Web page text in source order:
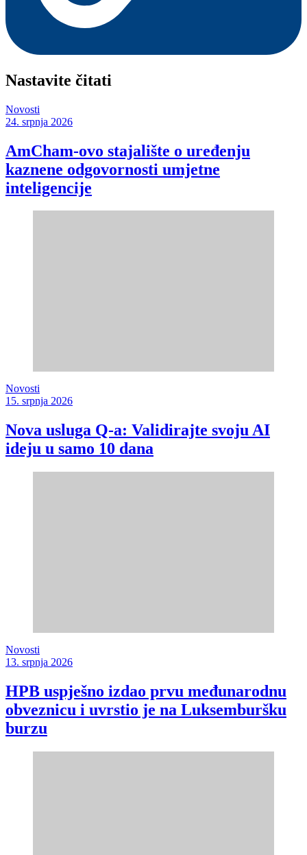
Nastavite čitati
Novosti
24. srpnja 2026
AmCham-ovo stajalište o uređenju
kaznene odgovornosti umjetne
inteligencije
Novosti
15. srpnja 2026
Nova usluga Q-a: Validirajte svoju AI
ideju u samo 10 dana
Novosti
13. srpnja 2026
HPB uspješno izdao prvu međunarodnu
obveznicu i uvrstio je na Luksemburšku
burzu